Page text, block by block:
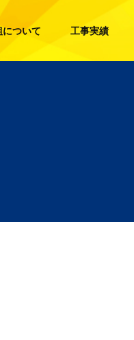
ついて 工事実績